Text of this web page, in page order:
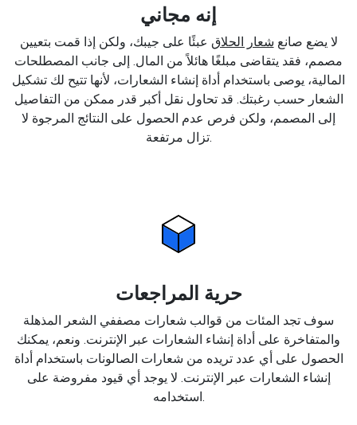
إنه مجاني
لا يضع صانع شعار الحلاق عبئًا على جيبك، ولكن إذا قمت بتعيين
مصمم، فقد يتقاضى مبلغًا هائلاً من المال. إلى جانب المصطلحات
المالية، يوصى باستخدام أداة إنشاء الشعارات، لأنها تتيح لك تشكيل
الشعار حسب رغبتك. قد تحاول نقل أكبر قدر ممكن من التفاصيل
إلى المصمم، ولكن فرص عدم الحصول على النتائج المرجوة لا
تزال مرتفعة.
حرية المراجعات
سوف تجد المئات من قوالب شعارات مصففي الشعر المذهلة
والمتفاخرة على أداة إنشاء الشعارات عبر الإنترنت. ونعم، يمكنك
الحصول على أي عدد تريده من شعارات الصالونات باستخدام أداة
إنشاء الشعارات عبر الإنترنت. لا يوجد أي قيود مفروضة على
استخدامه.